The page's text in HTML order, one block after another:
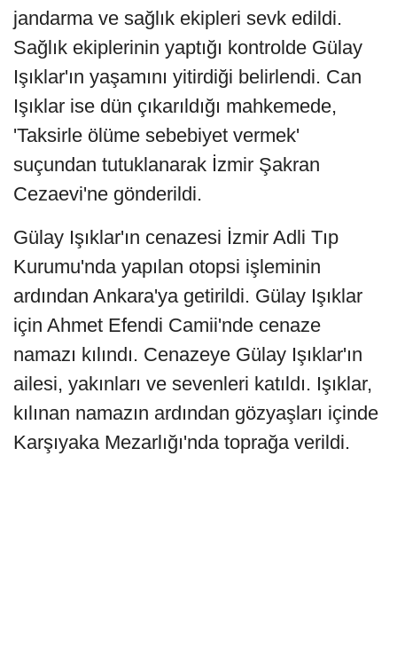
jandarma ve sağlık ekipleri sevk edildi.
Sağlık ekiplerinin yaptığı kontrolde Gülay
Işıklar'ın yaşamını yitirdiği belirlendi. Can
Işıklar ise dün çıkarıldığı mahkemede,
'Taksirle ölüme sebebiyet vermek'
suçundan tutuklanarak İzmir Şakran
Cezaevi'ne gönderildi.
Gülay Işıklar'ın cenazesi İzmir Adli Tıp
Kurumu'nda yapılan otopsi işleminin
ardından Ankara'ya getirildi. Gülay Işıklar
için Ahmet Efendi Camii'nde cenaze
namazı kılındı. Cenazeye Gülay Işıklar'ın
ailesi, yakınları ve sevenleri katıldı. Işıklar,
kılınan namazın ardından gözyaşları içinde
Karşıyaka Mezarlığı'nda toprağa verildi.